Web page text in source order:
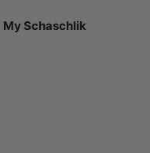
My Schaschlik